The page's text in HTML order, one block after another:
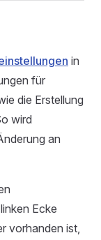
in
für
die Erstellung
wird
an
Ecke
vorhanden ist,